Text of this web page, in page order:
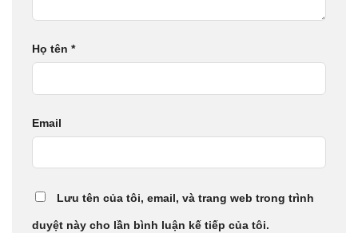
Họ tên *
Email
Lưu tên của tôi, email, và trang web trong trình
duyệt này cho lần bình luận kế tiếp của tôi.